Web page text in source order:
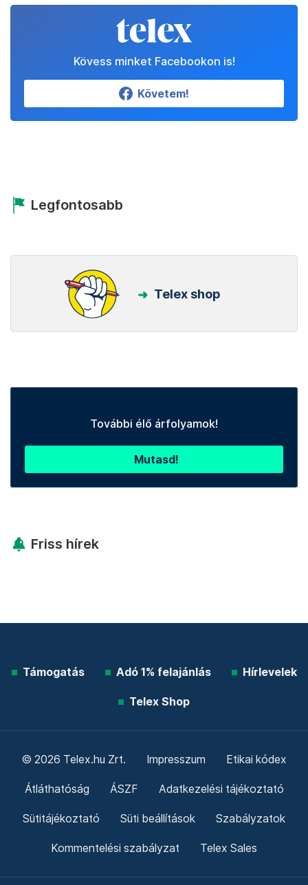
Kövess minket Facebookon is!
Követem!
Legfontosabb
Telex shop
További élő árfolyamok!
Mutasd!
Friss hírek
Támogatás Adó 1% felajánlás Hírlevelek
Telex Shop
© 2026 Telex.hu Zrt. Impresszum Etikai kódex
Átláthatóság ÁSZF Adatkezelési tájékoztató
Sütitájékoztató Süti beállítások Szabályzatok
Kommentelési szabályzat Telex Sales